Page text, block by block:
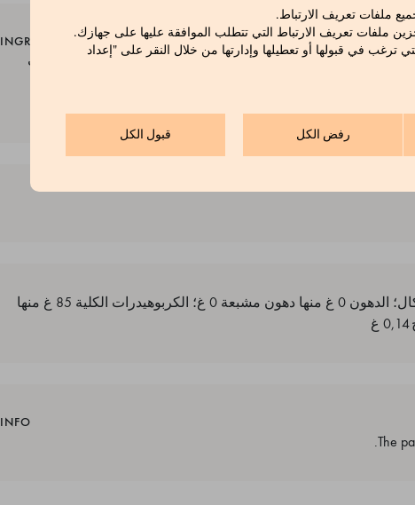
ملفات تعريف الارتباط.
ملفات تعريف الارتباط التي تتطلب الموافقة عليها على جهازك.
ترغب في قبولها أو تعطيلها وإدارتها من خلال النقر على "إعداد
قبول الكل رفض الكل
INGREDIENTS
عصير البرتقال، الليمون، الفراولة)، خلاصات الحمضيات، نكهات
للكلوروفيل. مادة هلامية: بكتين الفاكهة. منظم حموضة: حمض
القيم الغذائية لكل 100 غ: الطاقة 1453 كج، 342 ككال؛ الدهون 0 غ منها دهون مشبعة 0 غ؛ الكربوهيدرات الكلية 85 غ منها
INFO
The